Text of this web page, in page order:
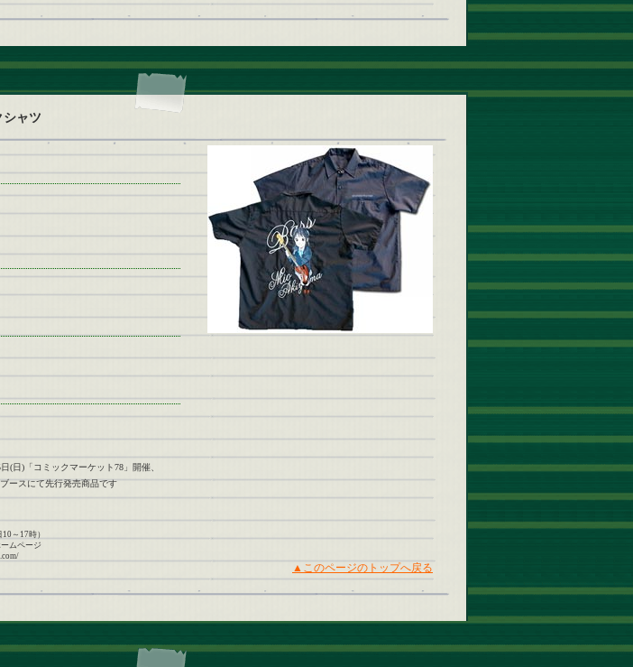
シャツ
(日)「コミックマーケット78」開催、
ースにて先行発売商品です
～17時）
ムページ
▲このページのトップへ戻る